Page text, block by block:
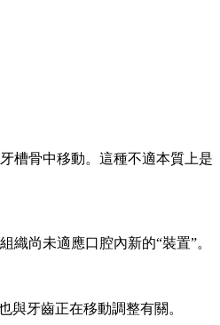
槽骨中移動。這種不適本質上是
尚未適應口腔內新的“裝置”。
牙齒正在移動調整有關。